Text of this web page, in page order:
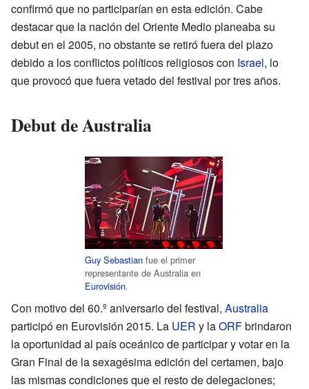
confirmó que no participarían en esta edición. Cabe
destacar que la nación del Oriente Medio planeaba su
debut en el 2005, no obstante se retiró fuera del plazo
debido a los conflictos políticos religiosos con Israel, lo
que provocó que fuera vetado del festival por tres años.
Debut de Australia
Guy Sebastian fue el primer
representante de Australia en
Eurovisión.
Con motivo del 60.º aniversario del festival, Australia
participó en Eurovisión 2015. La UER y laORFbrindaron
la oportunidad al país oceánico de participar y votar en la
Gran Final de la sexagésima edición del certamen, bajo
las mismas condiciones que el resto de delegaciones;